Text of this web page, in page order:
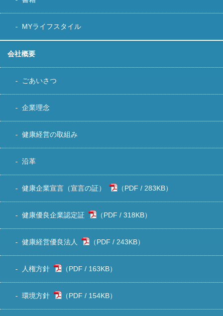
MYライフスタイル
会社概要
ごあいさつ
企業理念
健康経営の取組み
沿革
健康企業宣言（宣言の証） 283KB）
健康優良企業認定証 318KB）
健康経営優良法人 243KB）
人権方針 163KB）
環境方針 154KB）